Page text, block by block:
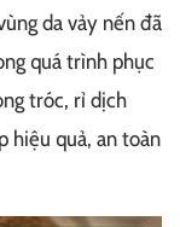
da vảy nến đã
quá trình phục
tróc, rỉ dịch
hiệu quả, an toàn